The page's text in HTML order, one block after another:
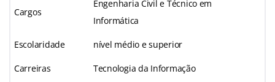
Cargos
Engenharia Civil e Técnico em
Informática
Escolaridade nível médio e superior
Carreiras Tecnologia da Informação